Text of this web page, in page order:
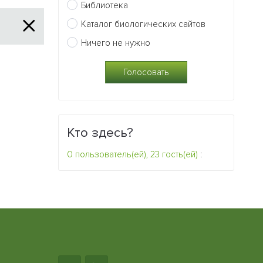
Библиотека
Каталог биологических сайтов
Ничего не нужно
Кто здесь?
0 пользователь(ей), 23 гость(ей) :